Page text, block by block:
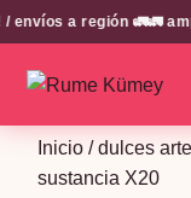
a región 🚛🚛
Inicio /dulces
sustancia X20